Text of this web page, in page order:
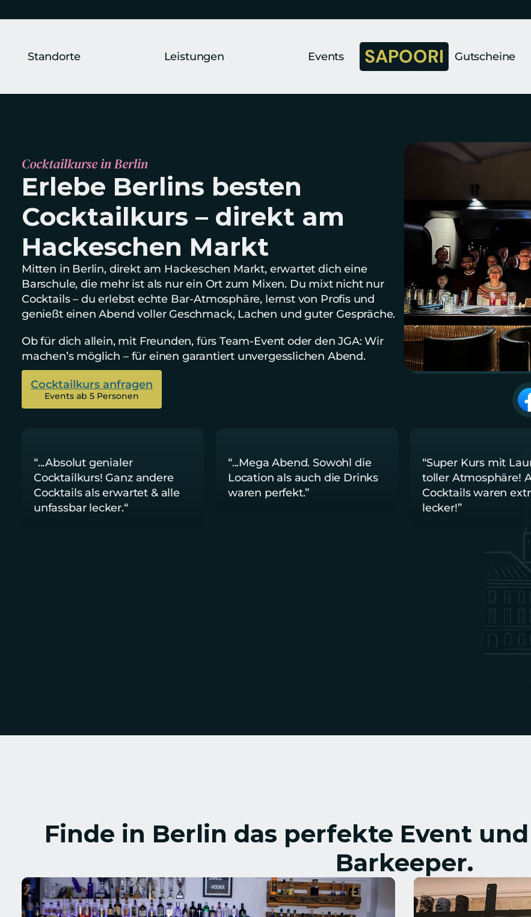
Standorte Leistungen Events SAPOORI Gutscheine
Cocktailkurse in Berlin
Erlebe Berlins besten
Cocktailkurs – direkt am
Hackeschen Markt
Mitten in Berlin, direkt am Hackeschen Markt, erwartet dich eine
Barschule, die mehr ist als nur ein Ort zum Mixen. Du mixt nicht nur
Cocktails – du erlebst echte Bar-Atmosphäre, lernst von Profis und
genießt einen Abend voller Geschmack, Lachen und guter Gespräche.
Ob für dich allein, mit Freunden, fürs Team-Event oder den JGA: Wir
machen’s möglich – für einen garantiert unvergesslichen Abend.
Cocktailkurs anfragen
Events ab 5 Personen
“...Absolut genialer
Cocktailkurs! Ganz andere
Cocktails als erwartet & alle
unfassbar lecker.“
“...Mega Abend. Sowohl die
Location als auch die Drinks
waren perfekt.”
“Super Kurs mit
toller Atmosphäre!
Cocktails waren
lecker!”
Finde in Berlin das perfekte Event
Barkeeper.